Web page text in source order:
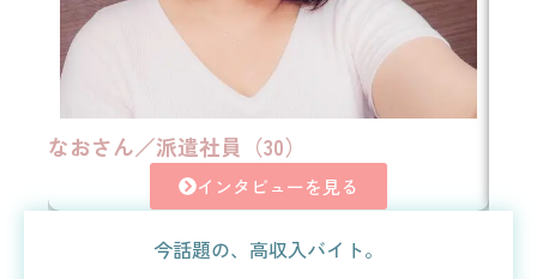
なおさん／派遣社員（30）
インタビューを見る
今話題の、高収入バイト。